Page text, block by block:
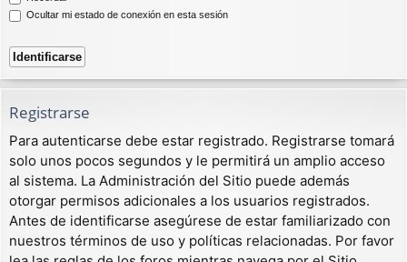
Ocultar mi estado de conexión en esta sesión
Registrarse
Para autenticarse debe estar registrado. Registrarse tomará
solo unos pocos segundos y le permitirá un amplio acceso
al sistema. La Administración del Sitio puede además
otorgar permisos adicionales a los usuarios registrados.
Antes de identificarse asegúrese de estar familiarizado con
nuestros términos de uso y políticas relacionadas. Por favor